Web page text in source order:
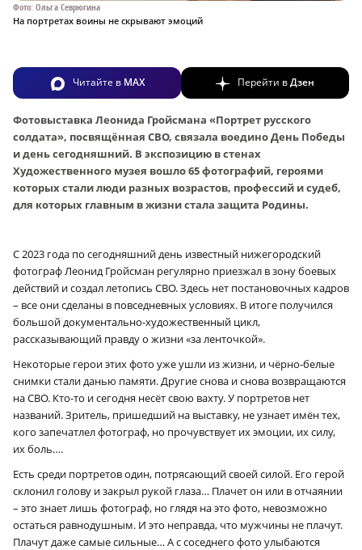
Фото: Ольга Севрюгина
На портретах воины не скрывают эмоций
Читайте в MAX Перейти вДзен
Фотовыставка Леонида Гройсмана «Портрет русского
солдата», посвящённая СВО, связала воедино День Победы
и день сегодняшний. В экспозицию в стенах
Художественного музея вошло 65 фотографий, героями
которых стали люди разных возрастов, профессий и судеб,
для которых главным в жизни стала защита Родины.
С 2023 года по сегодняшний день известный нижегородский
фотограф Леонид Гройсман регулярно приезжал в зону боевых
действий и создал летопись СВО. Здесь нет постановочных кадров
– все они сделаны в повседневных условиях. В итоге получился
большой документально-художественный цикл,
рассказывающий правду о жизни «за ленточкой».
Некоторые герои этих фото уже ушли из жизни, и чёрно-белые
снимки стали данью памяти. Другие снова и снова возвращаются
на СВО. Кто-то и сегодня несёт свою вахту. У портретов нет
названий. Зритель, пришедший на выставку, не узнает имён тех,
кого запечатлел фотограф, но прочувствует их эмоции, их силу,
их боль….
Есть среди портретов один, потрясающий своей силой. Его герой
склонил голову и закрыл рукой глаза… Плачет он или в отчаянии
– это знает лишь фотограф, но глядя на это фото, невозможно
остаться равнодушным. И это неправда, что мужчины не плачут.
Плачут даже самые сильные… А с соседнего фото улыбаются